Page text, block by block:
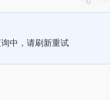
中，请刷新重试